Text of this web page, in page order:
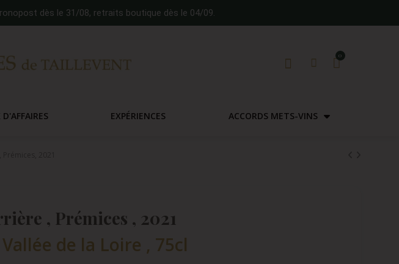
dès le 31/08, retraits boutique dès le 04/09.
EXPÉRIENCES ACCORDS METS-VINS
, Prémices , 2021
de la Loire , 75cl